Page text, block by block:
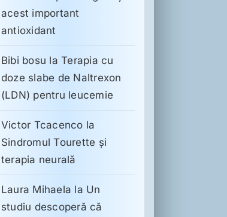
acest important
antioxidant
Bibi bosu laTerapia cu
doze slabe de Naltrexon
(LDN) pentru leucemie
Victor Tcacenco la
Sindromul Tourette şi
terapia neurală
Laura Mihaela la Un
studiu descoperă că